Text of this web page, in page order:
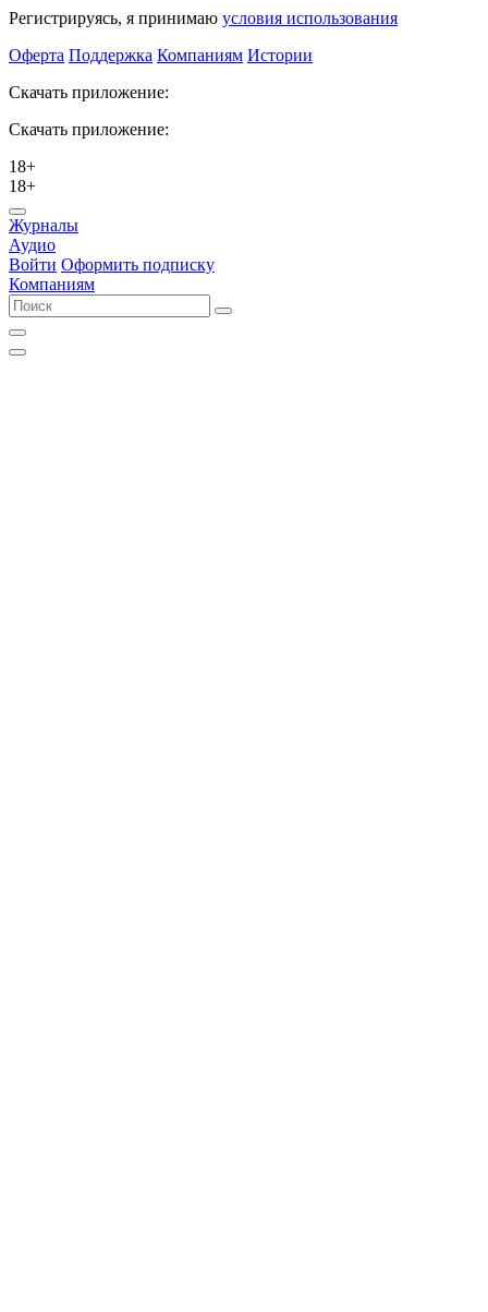
Регистрируясь, я принимаю условия использования
Оферта Поддержка Компаниям Истории
Скачать приложение:
Скачать приложение:
18+
18+
Журналы
Аудио
Войти Оформить подписку
Компаниям